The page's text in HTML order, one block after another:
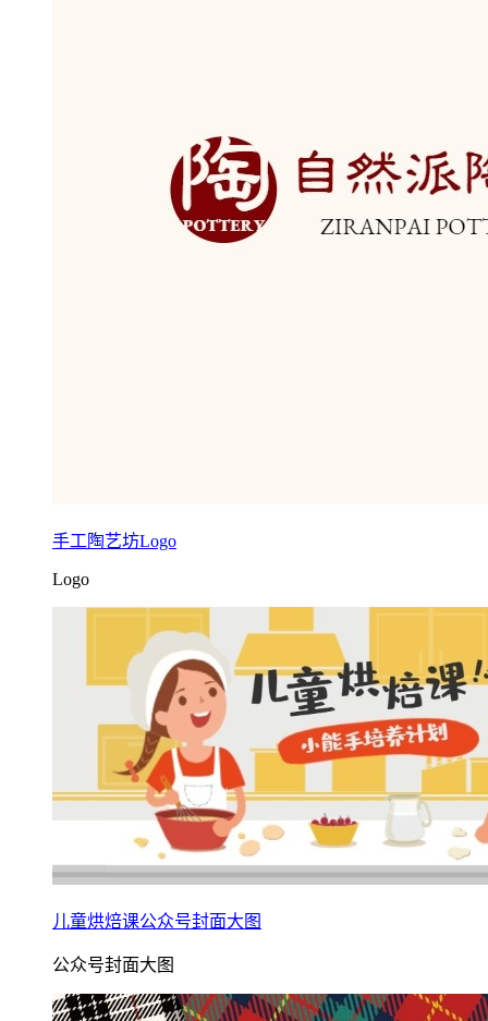
手工陶艺坊Logo
Logo
儿童烘焙课公众号封面大图
公众号封面大图